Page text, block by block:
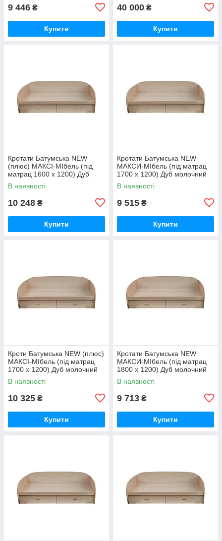
9 446 ₴
Купити
40 000 ₴
Купити
Кротати Батумська NEW
(плюс) МАКСІ-МІбель (під
матрац 1600 х 1200) Дуб
молочний (12889)
В наявності
10 248 ₴
Купити
Кротати Батумська NEW
MАКСИ-МІбель (під матрац
1700 x 1200) Дуб молочний
(12890)
В наявності
9 515 ₴
Купити
Кроти Батумська NEW (плюс)
МАКСІ-МІбель (під матрац
1700 х 1200) Дуб молочний
(12891)
В наявності
10 325 ₴
Купити
Кротати Батумська NEW
MАКСИ-МІбель (під матрац
1800 x 1200) Дуб молочний
(12892)
В наявності
9 713 ₴
Купити